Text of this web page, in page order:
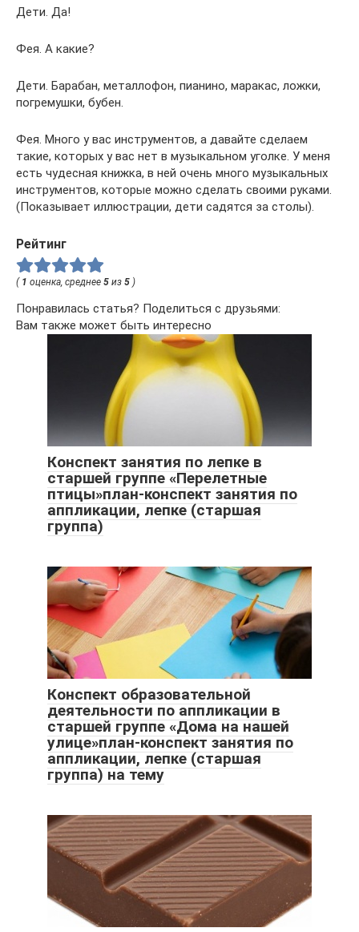
Дети. Да!
Фея. А какие?
Дети. Барабан, металлофон, пианино, маракас, ложки,
погремушки, бубен.
Фея. Много у вас инструментов, а давайте сделаем
такие, которых у вас нет в музыкальном уголке. У меня
есть чудесная книжка, в ней очень много музыкальных
инструментов, которые можно сделать своими руками.
(Показывает иллюстрации, дети садятся за столы).
Рейтинг
( 1 оценка, среднее 5 из 5 )
Понравилась статья? Поделиться с друзьями:
Вам также может быть интересно
Конспект занятия по лепке в
старшей группе «Перелетные
птицы»план-конспект занятия по
аппликации, лепке (старшая
группа)
Конспект образовательной
деятельности по аппликации в
старшей группе «Дома на нашей
улице»план-конспект занятия по
аппликации, лепке (старшая
группа) на тему